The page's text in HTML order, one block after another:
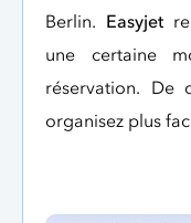
Berlin. Easyjet
une certaine
réservation. De
organisez plus